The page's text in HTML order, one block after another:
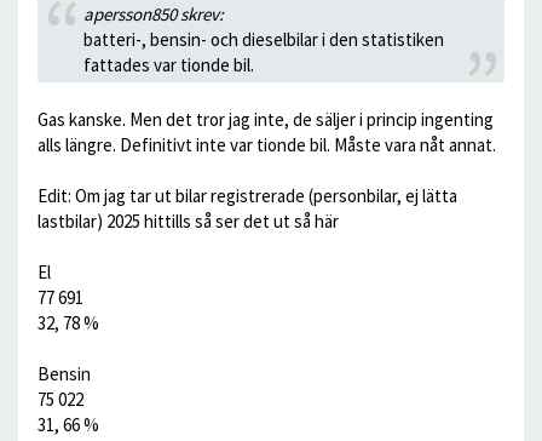
apersson850 skrev:
batteri-, bensin- och dieselbilar i den statistiken
fattades var tionde bil.
Gas kanske. Men det tror jag inte, de säljer i princip ingenting
alls längre. Definitivt inte var tionde bil. Måste vara nåt annat.
Edit: Om jag tar ut bilar registrerade (personbilar, ej lätta
lastbilar) 2025 hittills så ser det ut så här
El
77 691
32, 78 %
Bensin
75 022
31, 66 %